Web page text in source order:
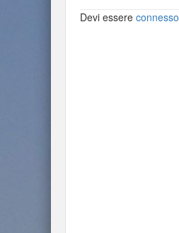
Devi essere connesso